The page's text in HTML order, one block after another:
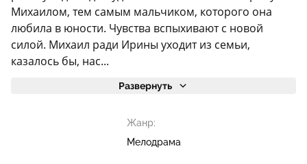
Михаилом, тем самым мальчиком, которого она
любила в юности. Чувства вспыхивают с новой
силой. Михаил ради Ирины уходит из семьи,
казалось бы, нас...
Развернуть
Жанр:
Мелодрама